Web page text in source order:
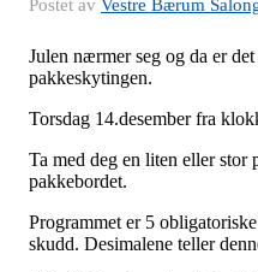
Postet av Vestre Bærum
Julen nærmer seg og da er
pakkeskytingen.
Torsdag 14.desember fra
Ta med deg en liten eller stor
pakkebordet.
Programmet er 5
skudd. Desimalene teller